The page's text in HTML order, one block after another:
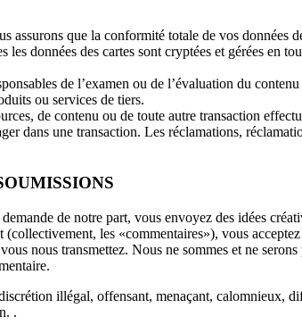
que la conformité totale de vos données
données des cartes sont cryptées et gérées en
de l’examen ou de l’évaluation du
ou services de tiers.
de contenu ou de toute autre transaction
dans une transaction. Les réclamations,
de notre part, vous envoyez des idées
les «commentaires»), vous
nous transmettez. Nous ne sommes et ne
illégal, offensant, menaçant, calomnieux,
.